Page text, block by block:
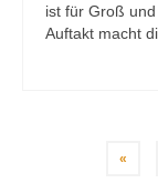
ist für Groß
Auftakt macht
«